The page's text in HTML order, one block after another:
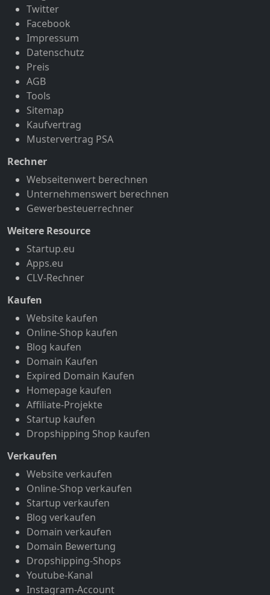
Twitter
Facebook
Impressum
Datenschutz
Preis
AGB
Tools
Sitemap
Kaufvertrag
Mustervertrag PSA
Rechner
Webseitenwert berechnen
Unternehmenswert berechnen
Gewerbesteuerrechner
Weitere Resource
Startup.eu
Apps.eu
CLV-Rechner
Kaufen
Website kaufen
Online-Shop kaufen
Blog kaufen
Domain Kaufen
Expired Domain Kaufen
Homepage kaufen
Affiliate-Projekte
Startup kaufen
Dropshipping Shop kaufen
Verkaufen
Website verkaufen
Online-Shop verkaufen
Startup verkaufen
Blog verkaufen
Domain verkaufen
Domain Bewertung
Dropshipping-Shops
Youtube-Kanal
Instagram-Account